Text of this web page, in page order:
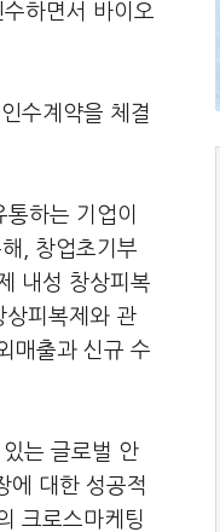
하면서 바이오
수계약을 체결
하는 기업이
, 창업초기부
내성 창상피복
상피복제와 관
매출과 신규 수
는 글로벌 안
에 대한 성공적
크로스마케팅